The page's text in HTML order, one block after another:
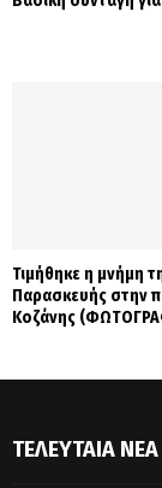
Τιμήθηκε η μνήμη
Παρασκευής στην
Κοζάνης
ΤΕΛΕΥΤΑΊΑ ΝΈΑ